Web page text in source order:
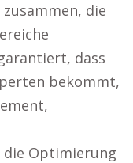
die
dass
bekommt,
die Optimierung